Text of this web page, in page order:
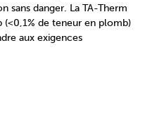
sans danger. La TA-Therm
(<0,1% de teneur en plomb)
aux exigences